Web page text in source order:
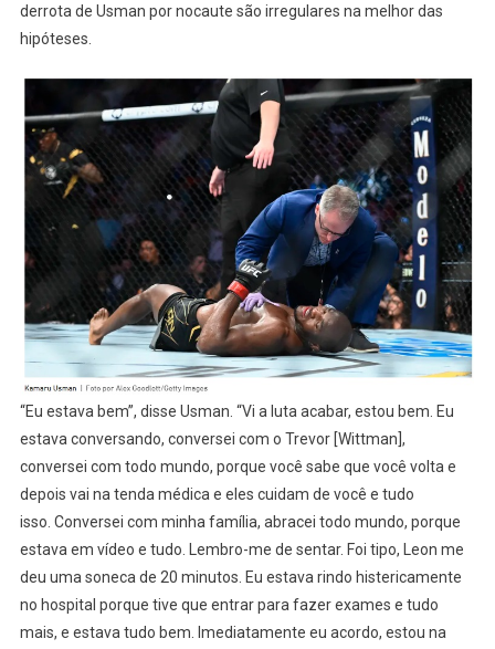
derrota de Usman por nocaute são irregulares na melhor das
hipóteses.
“Eu estava bem”, disse Usman. “Vi a luta acabar, estou bem. Eu
estava conversando, conversei com o Trevor [Wittman],
conversei com todo mundo, porque você sabe que você volta e
depois vai na tenda médica e eles cuidam de você e tudo
isso. Conversei com minha família, abracei todo mundo, porque
estava em vídeo e tudo. Lembro-me de sentar. Foi tipo, Leon me
deu uma soneca de 20 minutos. Eu estava rindo histericamente
no hospital porque tive que entrar para fazer exames e tudo
mais, e estava tudo bem. Imediatamente eu acordo, estou na